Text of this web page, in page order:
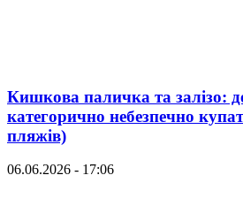
Кишкова паличка та залізо:
категорично небезпечно
пляжів)
06.06.2026 - 17:06